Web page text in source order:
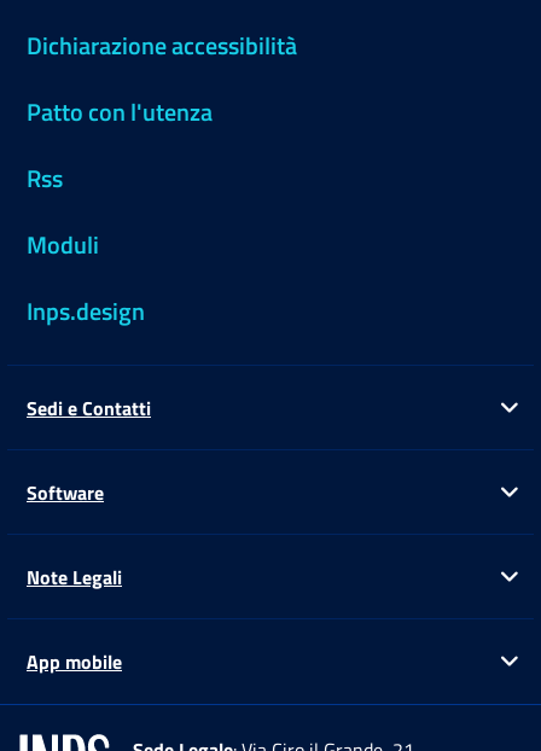
Dichiarazione accessibilità
Patto con l'utenza
Rss
Moduli
Inps.design
Sedi e Contatti
Software
Note Legali
App mobile